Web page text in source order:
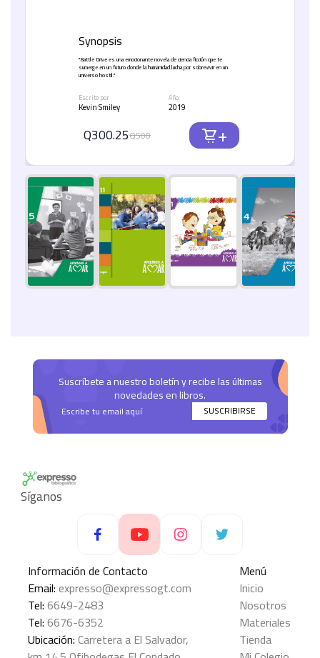
Synopsis
"Battle Drivees una emocionante novela de ciencia ficción que te
sumerge en un futuro donde la humanidad lucha por sobrevivir en un
universo hostil."
Escrito por
Kevin Smiley
Año
2019
Q300.25Q500 +
Suscríbete a nuestro boletín y recibe las últimas
novedades en libros.
SUSCRIBIRSE
Síganos
Información de Contacto
Email:expresso@expressogt.com
Tel:6649-2483
Tel:6676-6352
Ubicación:Carretera a El Salvador,
Menú
Inicio
Nosotros
Materiales
Tienda